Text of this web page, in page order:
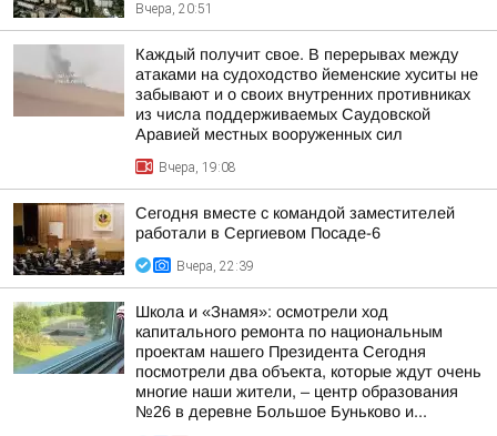
Вчера, 20:51
Каждый получит свое. В перерывах между
атаками на судоходство йеменские хуситы не
забывают и о своих внутренних противниках
из числа поддерживаемых Саудовской
Аравией местных вооруженных сил
Вчера, 19:08
Сегодня вместе с командой заместителей
работали в Сергиевом Посаде-6
Вчера, 22:39
Школа и «Знамя»: осмотрели ход
капитального ремонта по национальным
проектам нашего Президента Сегодня
посмотрели два объекта, которые ждут очень
многие наши жители, – центр образования
№26 в деревне Большое Буньково и...